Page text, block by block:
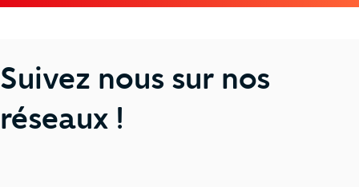
Suivez nous sur nos
réseaux !